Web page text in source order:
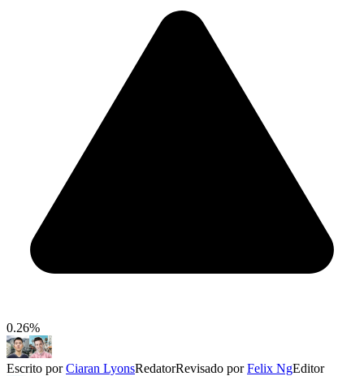
0.26%
Escrito porCiaran LyonsRedatorRevisado porFelix NgEditor